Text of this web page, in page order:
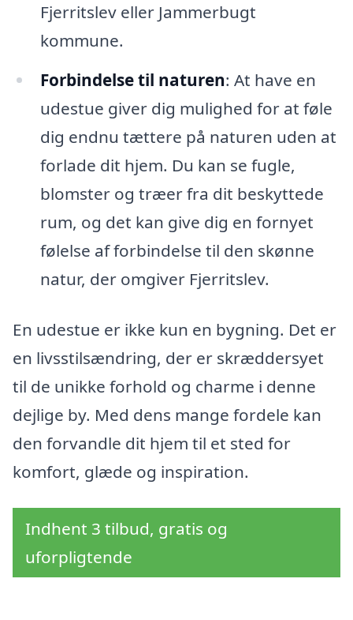
Fjerritslev eller Jammerbugt
kommune.
Forbindelse til naturen: At have en
udestue giver dig mulighed for at føle
dig endnu tættere på naturen uden at
forlade dit hjem. Du kan se fugle,
blomster og træer fra dit beskyttede
rum, og det kan give dig en fornyet
følelse af forbindelse til den skønne
natur, der omgiver Fjerritslev.
En udestue er ikke kun en bygning. Det er
en livsstilsændring, der er skræddersyet
til de unikke forhold og charme i denne
dejlige by. Med dens mange fordele kan
den forvandle dit hjem til et sted for
komfort, glæde og inspiration.
Indhent 3 tilbud, gratis og
uforpligtende